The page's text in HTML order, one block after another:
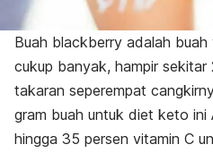
Buah blackberry adalah buah
cukup banyak, hampir sekitar
takaran seperempat
gram buah untuk diet keto ini
hingga 35 persen vitamin C